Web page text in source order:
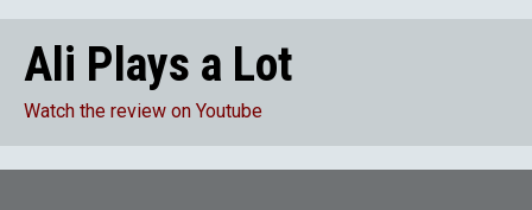
Ali Plays a Lot
Watch the review on Youtube